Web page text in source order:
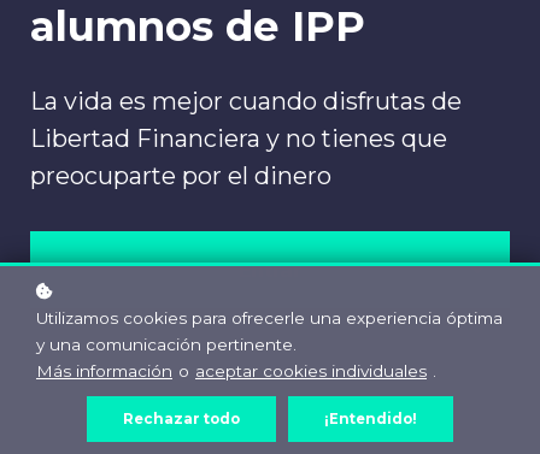
alumnos de IPP
La vida es mejor cuando disfrutas de
Libertad Financiera y no tienes que
preocuparte por el dinero
Entrar
Utilizamos cookies para ofrecerle una experiencia óptima
y una comunicación pertinente.
Más información o aceptar cookies individuales
Rechazar todo ¡Entendido!